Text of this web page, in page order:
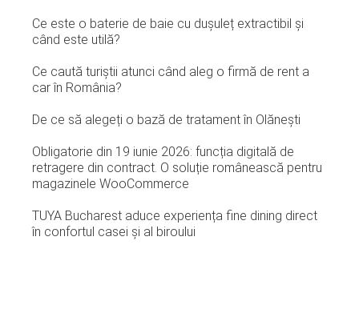
Ce este o baterie de baie cu dușuleț extractibil și
când este utilă?
Ce caută turiștii atunci când aleg o firmă de rent a
car în România?
De ce să alegeți o bază de tratament în Olănești
Obligatorie din 19 iunie 2026: funcția digitală de
retragere din contract. O soluție românească pentru
magazinele WooCommerce
TUYA Bucharest aduce experiența fine dining direct
în confortul casei și al biroului